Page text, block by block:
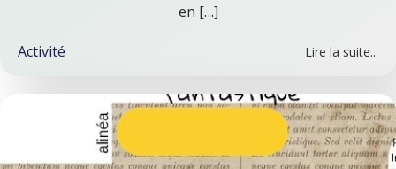
en […]
Activité Lire la suite...